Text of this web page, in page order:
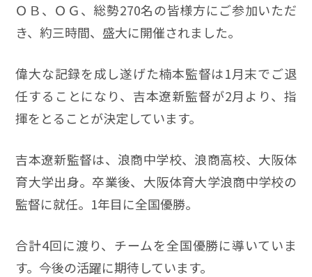
ＯＢ、ＯＧ、総勢270名の皆様方にご参加いただ
き、約三時間、盛大に開催されました。
偉大な記録を成し遂げた楠本監督は1月末でご退
任することになり、吉本遼新監督が2月より、指
揮をとることが決定しています。
吉本遼新監督は、浪商中学校、浪商高校、大阪体
育大学出身。卒業後、大阪体育大学浪商中学校の
監督に就任。1年目に全国優勝。
合計4回に渡り、チームを全国優勝に導いていま
す。今後の活躍に期待しています。